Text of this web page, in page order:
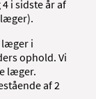
i sidste år af
læger i
ophold. Vi
læger.
af 2